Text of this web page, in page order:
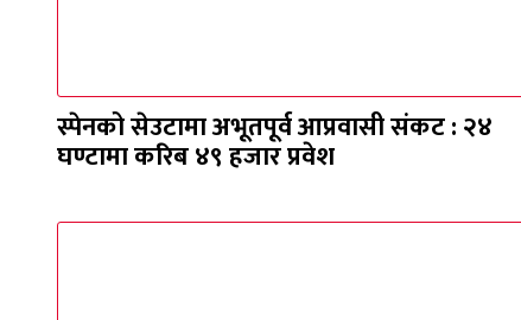
स्पेनको सेउटामा अभूतपूर्व आप्रवासी संकट : २४
घण्टामा करिब ४९ हजार प्रवेश